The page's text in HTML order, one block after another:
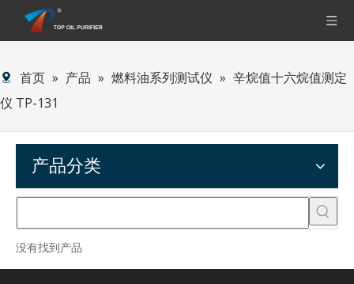
首页 » 产品 » 燃料油系列测试仪 » 辛烷值十六烷值测定
仪 TP-131
产品分类
没有找到产品